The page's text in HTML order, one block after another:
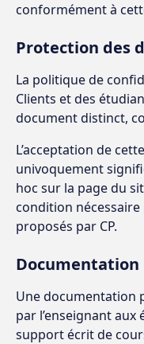
conformément à
Protection des
La politique de
Clients et des
document distinct,
L’acceptation de
univoquement
hoc sur la page du
condition
proposés par CP.
Documentation
Une documentation
par l’enseignant
support écrit de